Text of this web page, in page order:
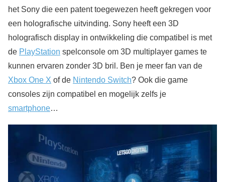
het Sony die een patent toegewezen heeft gekregen voor
een holografische uitvinding. Sony heeft een 3D
holografisch display in ontwikkeling die compatibel is met
de PlayStation spelconsole om 3D multiplayer games te
kunnen ervaren zonder 3D bril. Ben je meer fan van de
Xbox One X of de Nintendo Switch? Ook die game
consoles zijn compatibel en mogelijk zelfs je
smartphone…